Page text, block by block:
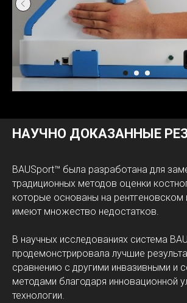
НАУЧНО ДОКАЗАННЫЕ
BAUSport™ была разработана для
традиционных методов оценки
которые основаны на рентгеновском
имеют множество недостатков.
В научных исследованиях система
продемонстрировала лучшие
сравнению с другими инвазивными и
методами благодаря инновационной
технологии.